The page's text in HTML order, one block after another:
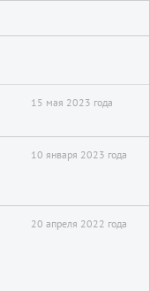
15 мая 2023 года
10 января 2023 года
20 апреля 2022 года